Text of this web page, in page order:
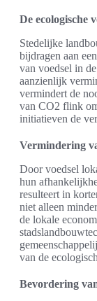
De ecologische
Stedelijke
bijdragen aan
van voedsel in
aanzienlijk
vermindert de
van CO2 flink
initiatieven de
Vermindering
Door voedsel
hun
resulteert in
niet alleen
de lokale
van de
Bevordering